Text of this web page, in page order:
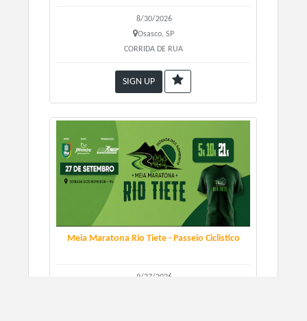
8/30/2026
Osasco, SP
CORRIDA DE RUA
SIGN UP
Meia Maratona Rio Tiete - Passeio Ciclistico
9/27/2026